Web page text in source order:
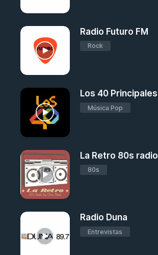
Radio Futuro FM
Rock
Los 40 Principales
Música Pop
La Retro 80s radio
80s
Radio Duna
Entrevistas